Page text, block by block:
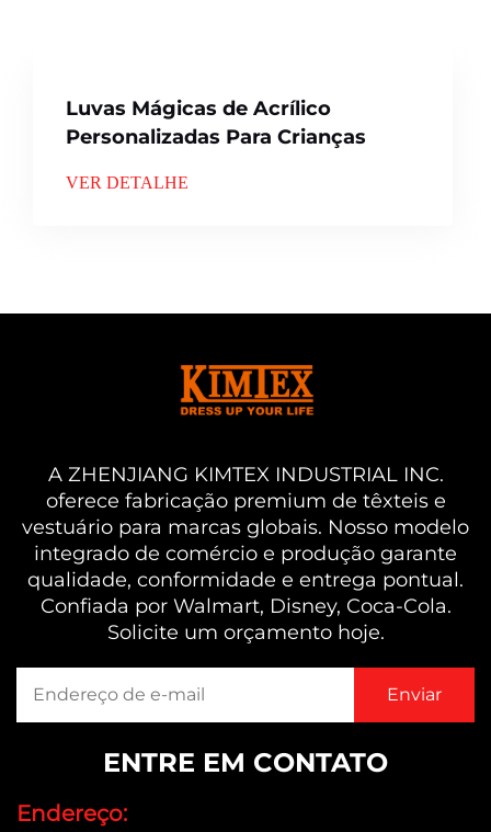
Luvas Mágicas de Acrílico
Personalizadas Para Crianças
VER DETALHE
A ZHENJIANG KIMTEX INDUSTRIAL INC.
oferece fabricação premium de têxteis e
vestuário para marcas globais. Nosso modelo
integrado de comércio e produção garante
qualidade, conformidade e entrega pontual.
Confiada por Walmart, Disney, Coca-Cola.
Solicite um orçamento hoje.
ENTRE EM CONTATO
Endereço: